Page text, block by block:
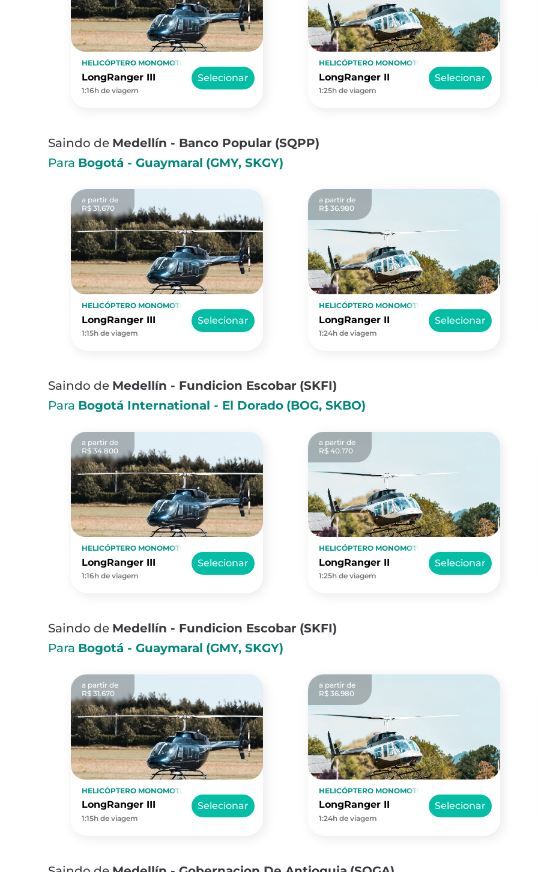
HELICÓPTERO MONOMOTOR
LongRanger III
1:16h de viagem
Selecionar
HELICÓPTERO MONOMOTOR
LongRanger II
1:25h de viagem
Selecionar
Saindo de Medellín - Banco Popular (SQPP)
Para Bogotá - Guaymaral (GMY, SKGY)
a partir de
R$ 31.670
HELICÓPTERO MONOMOTOR
LongRanger III
1:15h de viagem
Selecionar
a partir de
R$ 36.980
HELICÓPTERO MONOMOTOR
LongRanger II
1:24h de viagem
Selecionar
Saindo de Medellín - Fundicion Escobar (SKFI)
Para Bogotá International - El Dorado (BOG, SKBO)
a partir de
R$ 34.800
HELICÓPTERO MONOMOTOR
LongRanger III
1:16h de viagem
Selecionar
a partir de
R$ 40.170
HELICÓPTERO MONOMOTOR
LongRanger II
1:25h de viagem
Selecionar
Saindo de Medellín - Fundicion Escobar (SKFI)
Para Bogotá - Guaymaral (GMY, SKGY)
a partir de
R$ 31.670
HELICÓPTERO MONOMOTOR
LongRanger III
1:15h de viagem
Selecionar
a partir de
R$ 36.980
HELICÓPTERO MONOMOTOR
LongRanger II
1:24h de viagem
Selecionar